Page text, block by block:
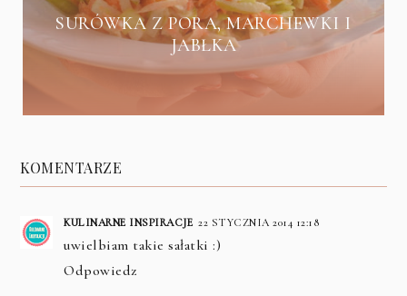
SURÓWKA Z PORA, MARCHEWKI I
JABŁKA
KOMENTARZE
KULINARNE INSPIRACJE 22 STYCZNIA 2014 12:18
uwielbiam takie sałatki :)
Odpowiedz